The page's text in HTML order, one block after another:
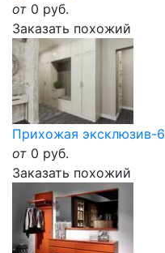
от 0 руб.
Заказать похожий
Прихожая эксклюзив-6
от 0 руб.
Заказать похожий